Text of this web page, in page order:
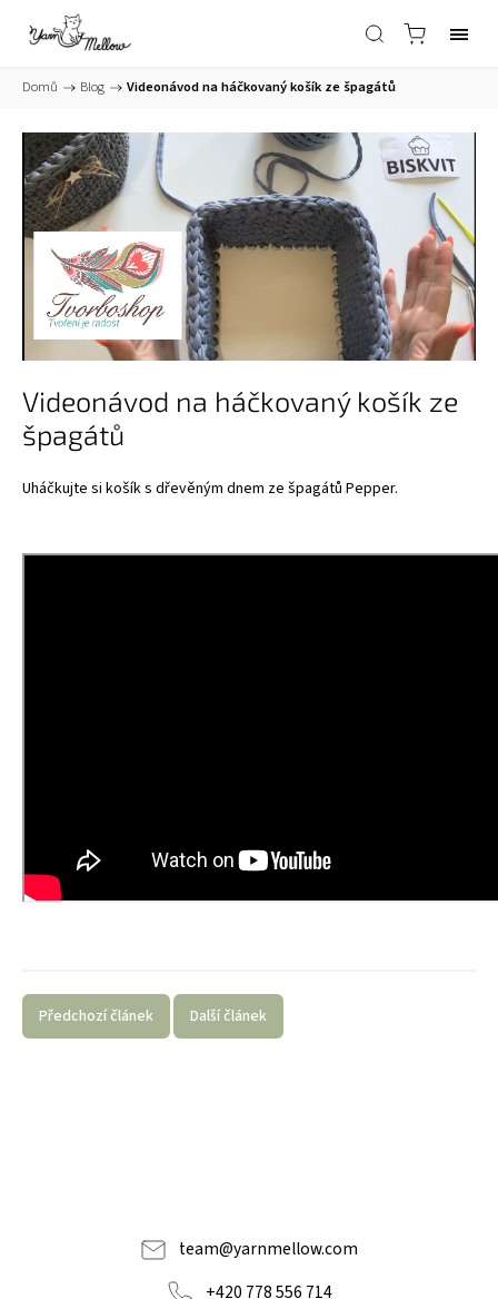
Domů / Blog / Videonávod na háčkovaný košík ze špagátů
Videonávod na háčkovaný košík ze
špagátů
Uháčkujte si košík s dřevěným dnem ze špagátů Pepper.
Předchozí článek Další článek
team@yarnmellow.com
+420 778 556 714